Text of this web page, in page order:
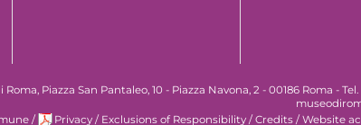
Roma, Piazza San Pantaleo, 10 - Piazza Navona, 2 - 00186 Roma -
/ Privacy / Exclusions of Responsibility / Credits / Website